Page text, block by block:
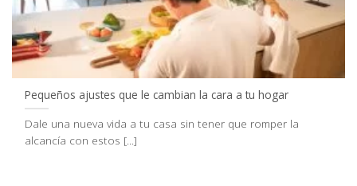
Pequeños ajustes que le cambian la cara a tu hogar
Dale una nueva vida a tu casa sin tener que romper la
alcancía con estos [...]